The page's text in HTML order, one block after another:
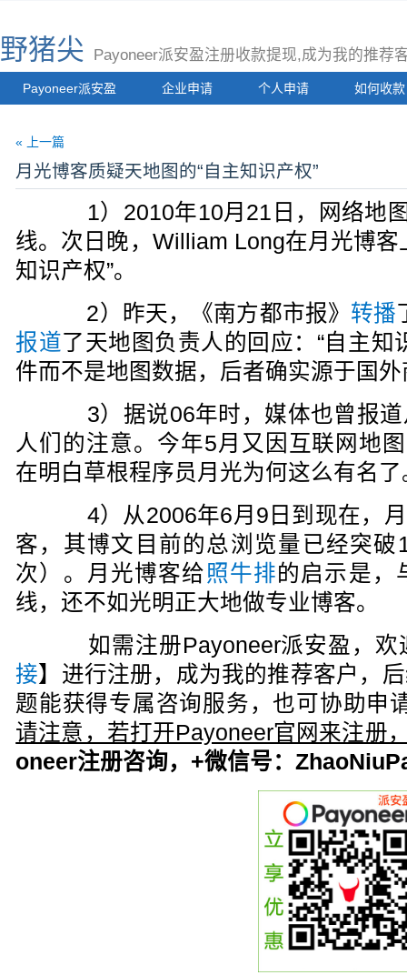
野猪尖 Payoneer派安盈注册收款提现,成为我的推荐
Payoneer派安盈 企业申请 个人申请 如何收款
« 上一篇
月光博客质疑天地图的“自主知识产权”
1）2010年10月21日，网络地图
线。次日晚，William Long在月光博客
知识产权”。
2）昨天，《南方都市报》 转播
报道了天地图负责人的回应：“自主知
件而不是地图数据，后者确实源于国
3）据说06年时，媒体也曾报道
人们的注意。今年5月又因互联网地图
在明白草根程序员月光为何这么有名了
4）从2006年6月9日到现在，
客，其博文目前的总浏览量已经突破
次）。月光博客给照牛排的启示是，
线，还不如光明正大地做专业博客。
如需注册Payoneer派安盈，欢
接】进行注册，成为我的推荐客户，
题能获得专属咨询服务，也可协助申
请注意，若打开Payoneer官网来注册
oneer注册咨询，+微信号：